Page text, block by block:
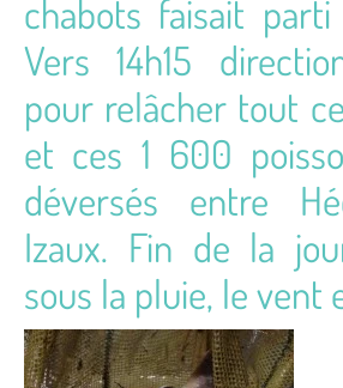
chabots faisait
Vers 14h15
pour relâcher tout
et ces 1 600
déversés entre
Izaux. Fin de la
sous la pluie, le vent